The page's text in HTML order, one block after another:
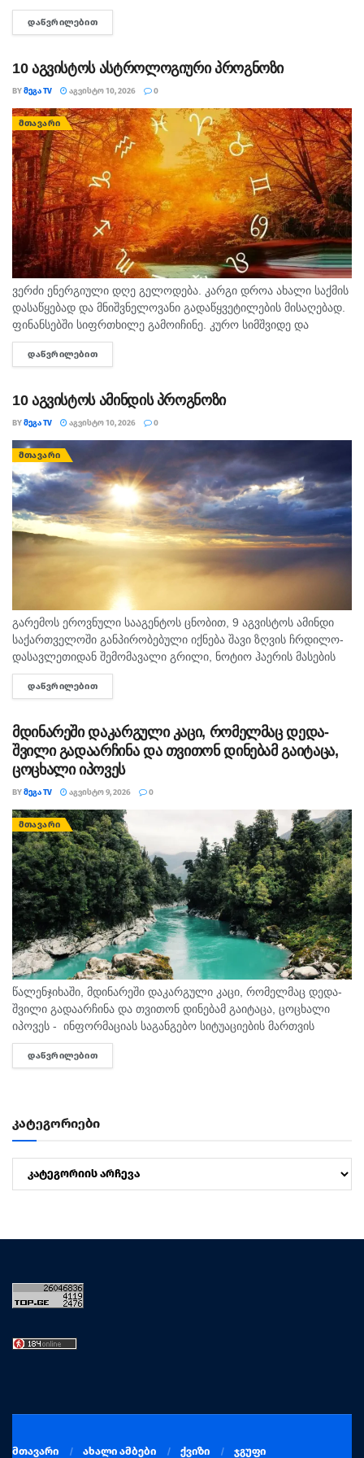
ცოცხალი იპოვეს. არსებული ინფორმაციით, მამაკაცი
მდინარეში დედისა და ორი ბავშვის გადასარჩენად შევიდა.
ᲓᲐᲬᲕᲠᲘᲚᲔᲑᲘᲗ
10 აგვისტოს ასტროლოგიური პროგნოზი
BYᲛᲔᲒᲐ TV ᲐᲒᲕᲘᲡᲢᲝ 10, 2026 0
ᲛᲗᲐᲕᲐᲠᲘ
ვერძი ენერგიული დღე გელოდება. კარგი დროა ახალი საქმის
დასაწყებად და მნიშვნელოვანი გადაწყვეტილების მისაღებად.
ფინანსებში სიფრთხილე გამოიჩინე. კურო სიმშვიდე და
მოთმინება დღეს შენს სასარგებლოდ იმუშავებს.
ურთიერთობებში გულწრფელი საუბარი ბევრ გაუგებრობას
ᲓᲐᲬᲕᲠᲘᲚᲔᲑᲘᲗ
10 აგვისტოს ამინდის პროგნოზი
BYᲛᲔᲒᲐ TV ᲐᲒᲕᲘᲡᲢᲝ 10, 2026 0
ᲛᲗᲐᲕᲐᲠᲘ
გარემოს ეროვნული სააგენტოს ცნობით, 9 აგვისტოს ამინდი
საქართველოში განპირობებული იქნება შავი ზღვის ჩრდილო-
დასავლეთიდან შემომავალი გრილი, ნოტიო ჰაერის მასების
და სამხრეთიდან გავრცელებული ცხელი ჰაერის მასების
ურთიერთქმედებით. საქართველოში მოსალოდნელია:
ᲓᲐᲬᲕᲠᲘᲚᲔᲑᲘᲗ
მდინარეში დაკარგული კაცი, რომელმაც დედა-
შვილი გადაარჩინა და თვითონ დინებამ გაიტაცა,
ცოცხალი იპოვეს
BYᲛᲔᲒᲐ TV ᲐᲒᲕᲘᲡᲢᲝ 9, 2026 0
ᲛᲗᲐᲕᲐᲠᲘ
წალენჯიხაში, მდინარეში დაკარგული კაცი, რომელმაც დედა-
შვილი გადაარჩინა და თვითონ დინებამ გაიტაცა, ცოცხალი
იპოვეს - ინფორმაციას საგანგებო სიტუაციების მართვის
სამსახური ადასტურებს. მის სიცოცხლეს საფრთხე არ ემუქრება.
შემთხვევა წალენჯიხის მუნიციპალიტეტის სოფელ სქურში...
ᲓᲐᲬᲕᲠᲘᲚᲔᲑᲘᲗ
კატეგორიები
კატეგორიები
მთავარი ახალი ამბები ქვიზი ჯგუფი